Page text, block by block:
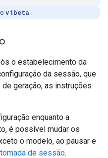
v1beta
o estabelecimento da
da sessão, que
geração, as instruções
enquanto a
é possível mudar os
o modelo, ao pausar e
de sessão.